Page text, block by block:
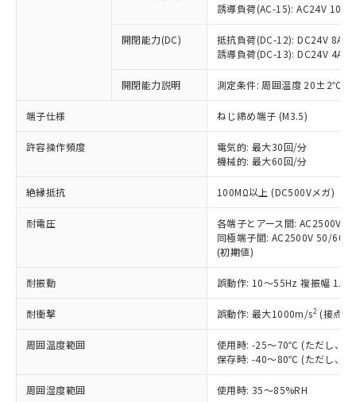
誘導負荷(AC-15): AC24V
開閉能力(DC)
抵抗負荷(DC-12): DC24V 8A/
誘導負荷(DC-13): DC24V 4A/
開閉能力説明 測定条件: 周囲温度 20±2℃、
端子仕様 ねじ締め端子 (M3.5)
許容操作頻度
電気的: 最大30回/分
機械的: 最大60回/分
絶縁抵抗 100MΩ以上 (DC500Vメガ)
耐電圧
各端子とアース間: AC2500V
同極端子間: AC2500V 50/
(初期値)
耐振動 誤動作: 10～55Hz 複振幅
耐衝撃 誤動作: 最大1000m/s2 (接点
周囲温度範囲
使用時: -25～70℃ (ただし、氷
保存時: -40～80℃ (ただし、氷
周囲湿度範囲 使用時: 35～85%RH
ご利用条件
以下の条件をお読みいただき、同意のうえ
本サービスは、当社制御機器事業取扱
商品の当社在庫状況および標準価格
(税抜)を提供させていただくもので
当社制御機器事業取扱商品の中には、
ことをご了承ください。
在庫状況および標準価格照会結果は、
記載している更新日時点での社内デー
タに基づき作成されるものであり、閲
覧された時点での実際の在庫および標
準価格とは異なる場合があることをご
対応済み：EU RoHS指令（10物質）の
非含有に対応した製品が提供可能な商品で
対応予定：EU RoHS指令（10物質）の非含
有に対応した製品に切り替える予定のある
対応予定なし：EU RoHS指令（10物質）の
非含有に非対応の商品で、対応品を出す予
定はありません。
調査・確認中：EU RoHS指令（10物質）の
非含有の対応状況を調査中または確認中の
非該当品：ライセンス料など無形物で、有
害物質有無と関係のない商品です。
仕入先様の事情により、非含有部品として
いたものが、含有品と判明した場合などや
むを得ず変更することがあります。
*EU RoHS指令（10物質）：
鉛(Pb) 1000ppm以下、 水銀(Hg) 1000ppm以下、 カド
六価クロム(Cr(Ⅵ)) 1000ppm以下、ポリ臭化ビフェニル
「○」：最大均質材料含有率が中国RoHSの
基準値以下であることを示します。
「×」：最大均質材料含有率が中国RoHSの
基準値を超えていることを示します。
「－」：未確認です。当社販売部門へお問
*中国RoHS10物質の基準値 (GB/T26572)：
Pb(鉛) :1000ppm、 Hg(水銀) : 1000ppm、 Cd(カドミウ
ム) : 100ppm、
当社は、これら貴社製品のうち、外国
為替および外国貿易法に定める商品
（以下｢規制貨物等」という）を輸出
または国外への提供する場合は、日本
国政府の輸出許可(または役務取引許
可)を取得するなどの必要な手続きを